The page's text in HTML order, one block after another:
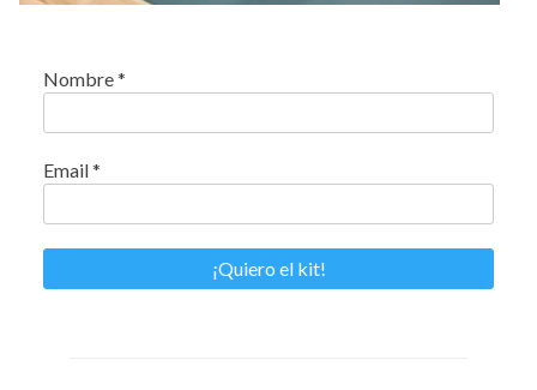
Nombre*
Email*